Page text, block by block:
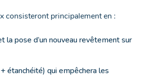
consisteront principalement en :
la pose d’un nouveau revêtement sur
étanchéité) qui empêchera les